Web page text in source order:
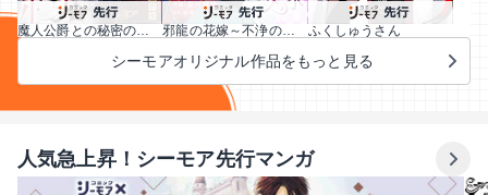
魔人公爵との秘密の契約～伝説の大悪女の生まれ変わりですが、魔人に溺愛されています～ 邪龍の花嫁～不浄の令嬢は呪われた皇子に溺愛される～ ふくしゅうさん
シーモアオリジナル作品をもっと見る
人気急上昇！シーモア先行マンガ